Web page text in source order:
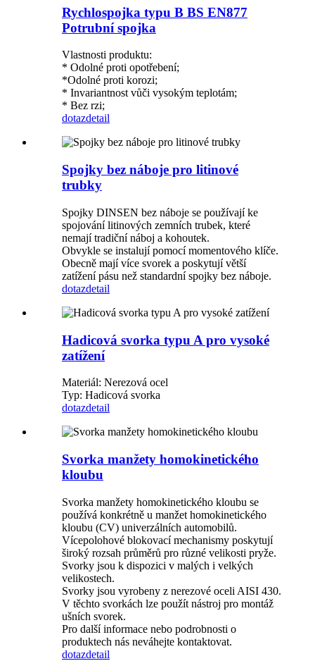
Rychlospojka typu B BS EN877
Potrubní spojka
Vlastnosti produktu:
* Odolné proti opotřebení;
*Odolné proti korozi;
* Invariantnost vůči vysokým teplotám;
* Bez rzi;
dotazdetail
Spojky bez náboje pro litinové
trubky
Spojky DINSEN bez náboje se používají ke
spojování litinových zemních trubek, které
nemají tradiční náboj a kohoutek.
Obvykle se instalují pomocí momentového klíče.
Obecně mají více svorek a poskytují větší
zatížení pásu než standardní spojky bez náboje.
dotazdetail
Hadicová svorka typu A pro vysoké
zatížení
Materiál: Nerezová ocel
Typ: Hadicová svorka
dotazdetail
Svorka manžety homokinetického
kloubu
Svorka manžety homokinetického kloubu se
používá konkrétně u manžet homokinetického
kloubu (CV) univerzálních automobilů.
Vícepolohové blokovací mechanismy poskytují
široký rozsah průměrů pro různé velikosti pryže.
Svorky jsou k dispozici v malých i velkých
velikostech.
Svorky jsou vyrobeny z nerezové oceli AISI 430.
V těchto svorkách lze použít nástroj pro montáž
ušních svorek.
Pro další informace nebo podrobnosti o
produktech nás neváhejte kontaktovat.
dotazdetail